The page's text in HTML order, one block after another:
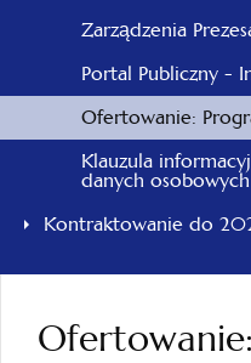
Zarządzenia
Portal Publiczny -
Ofertowanie:
Klauzula
danych osobowych
Kontraktowanie do